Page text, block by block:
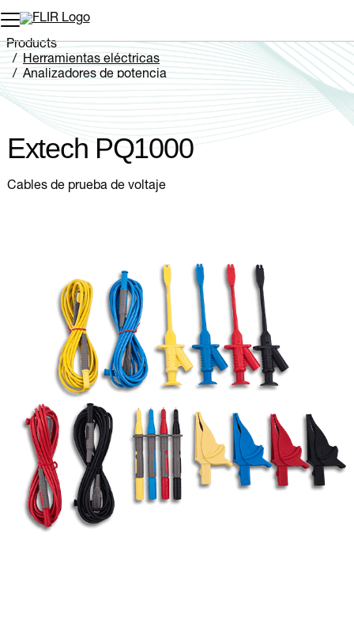
Products
Herramientas eléctricas
Analizadores de potencia
Extech PQ1000
Extech PQ1000
Cables de prueba de voltaje